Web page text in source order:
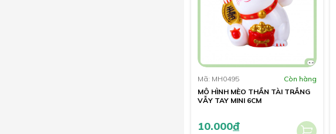
Mã: MH0495
Còn hàng
MÔ HÌNH MÈO THẦN TÀI TRẮNG
VẪY TAY MINI 6CM
10.000đ